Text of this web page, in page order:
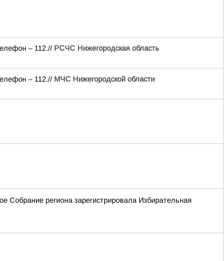
– 112.// РСЧС Нижегородская область
– 112.// МЧС Нижегородской области
Собрание региона зарегистрировала Избирательная